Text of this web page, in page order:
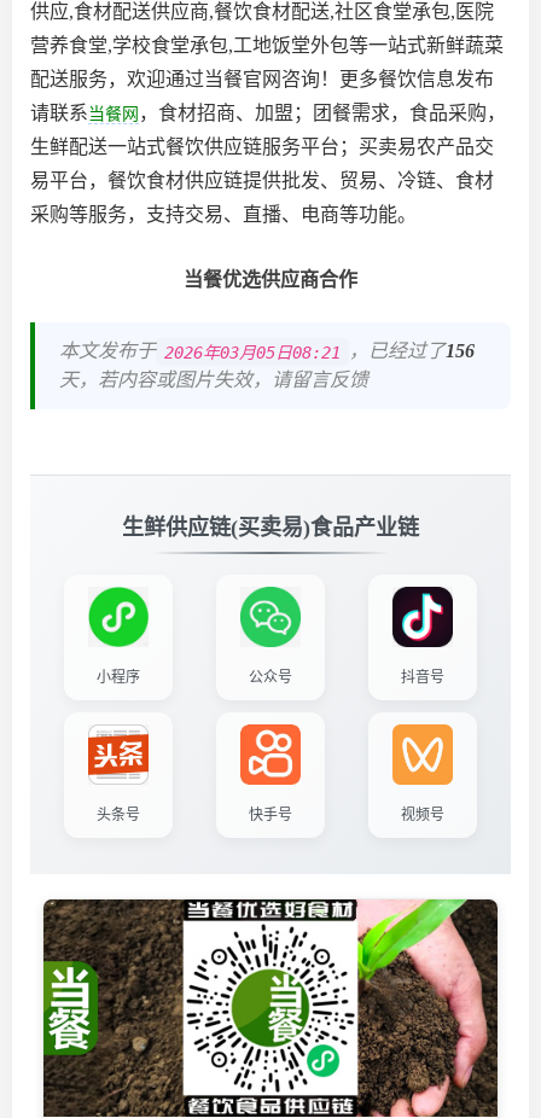
供应,食材配送供应商,餐饮食材配送,社区食堂承包,医院
营养食堂,学校食堂承包,工地饭堂外包等一站式新鲜蔬菜
配送服务，欢迎通过当餐官网咨询！更多餐饮信息发布
请联系当餐网 ，食材招商、加盟；团餐需求，食品采购，
生鲜配送一站式餐饮供应链服务平台；买卖易农产品交
易平台，餐饮食材供应链提供批发、贸易、冷链、食材
采购等服务，支持交易、直播、电商等功能。
当餐优选供应商合作
本文发布于 2026年03月05日08:21 ，已经过了156
天，若内容或图片失效，请留言反馈
生鲜供应链(买卖易)食品产业链
小程序 公众号 抖音号
头条号 快手号 视频号